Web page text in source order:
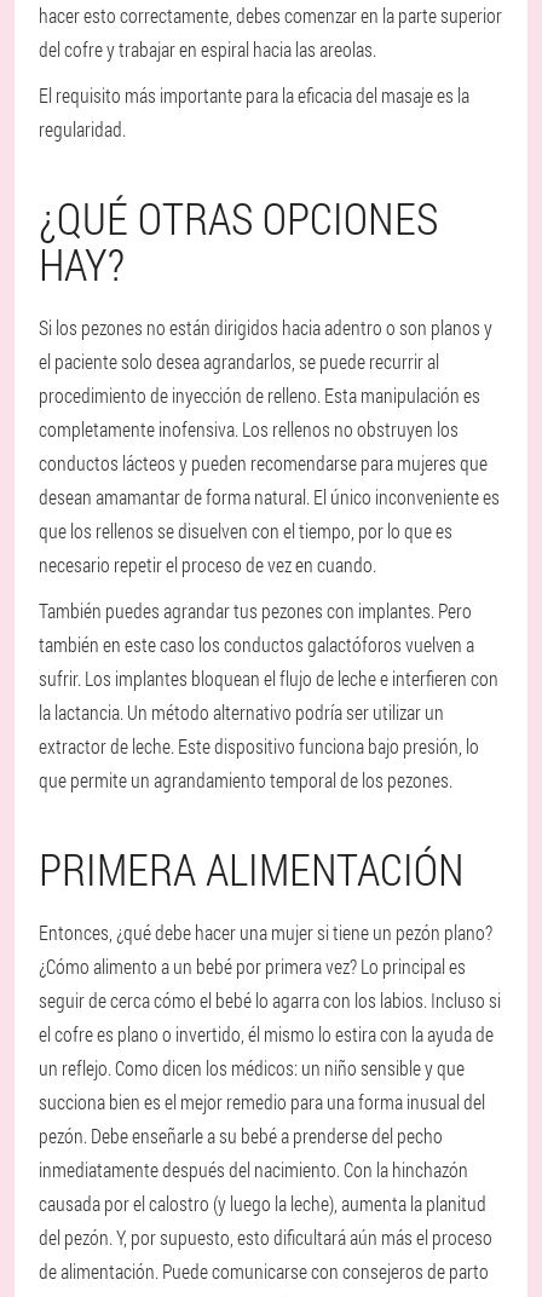
hacer esto correctamente, debes comenzar en la parte superior
del cofre y trabajar en espiral hacia las areolas.
El requisito más importante para la eficacia del masaje es la
regularidad.
¿QUÉ OTRAS OPCIONES
HAY?
Si los pezones no están dirigidos hacia adentro o son planos y
el paciente solo desea agrandarlos, se puede recurrir al
procedimiento de inyección de relleno. Esta manipulación es
completamente inofensiva. Los rellenos no obstruyen los
conductos lácteos y pueden recomendarse para mujeres que
desean amamantar de forma natural. El único inconveniente es
que los rellenos se disuelven con el tiempo, por lo que es
necesario repetir el proceso de vez en cuando.
También puedes agrandar tus pezones con implantes. Pero
también en este caso los conductos galactóforos vuelven a
sufrir. Los implantes bloquean el flujo de leche e interfieren con
la lactancia. Un método alternativo podría ser utilizar un
extractor de leche. Este dispositivo funciona bajo presión, lo
que permite un agrandamiento temporal de los pezones.
PRIMERA ALIMENTACIÓN
Entonces, ¿qué debe hacer una mujer si tiene un pezón plano?
¿Cómo alimento a un bebé por primera vez? Lo principal es
seguir de cerca cómo el bebé lo agarra con los labios. Incluso si
el cofre es plano o invertido, él mismo lo estira con la ayuda de
un reflejo. Como dicen los médicos: un niño sensible y que
succiona bien es el mejor remedio para una forma inusual del
pezón. Debe enseñarle a su bebé a prenderse del pecho
inmediatamente después del nacimiento. Con la hinchazón
causada por el calostro (y luego la leche), aumenta la planitud
del pezón. Y, por supuesto, esto dificultará aún más el proceso
de alimentación. Puede comunicarse con consejeros de parto